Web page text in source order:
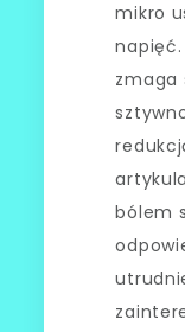
mikro
zmaga
bólem